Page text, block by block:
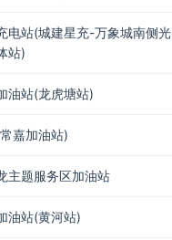
电站(城建星充-万象城南侧光
站)
油站(龙虎塘站)
嘉加油站)
主题服务区加油站
油站(黄河站)